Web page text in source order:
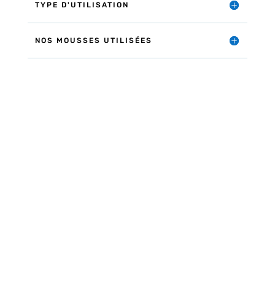
TYPE D'UTILISATION
NOS MOUSSES UTILISÉES